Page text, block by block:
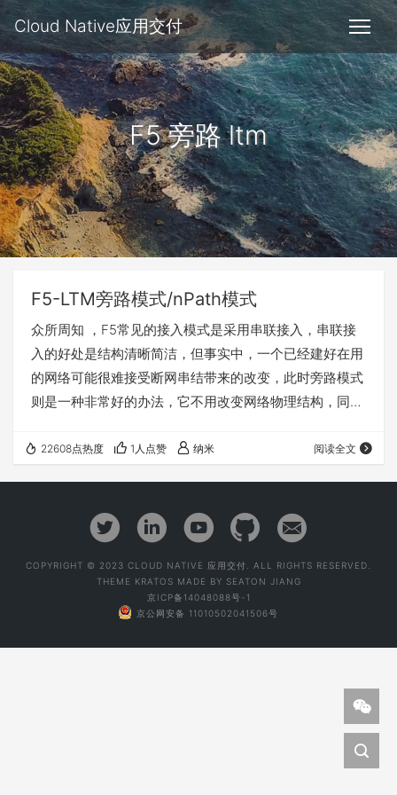
Cloud Native应用交付
F5 旁路 ltm
F5-LTM旁路模式/nPath模式
众所周知 ，F5常见的接入模式是采用串联接入，串联接
入的好处是结构清晰简洁，但事实中，一个已经建好在用
的网络可能很难接受断网串结带来的改变，此时旁路模式
则是一种非常好的办法，它不用改变网络物理结构，同时
client访问VIP地址192.168.165.200，F5处理接到的数据
数据处理流程。如果说，我们日常就这么用，到也...
22608点热度 1人点赞 纳米 阅读全文
COPYRIGHT © 2023 CLOUD NATIVE 应用交付. ALL RIGHTS RESERVED.
THEME KRATOS MADE BY SEATON JIANG
京ICP备14048088号-1
京公网安备 11010502041506号